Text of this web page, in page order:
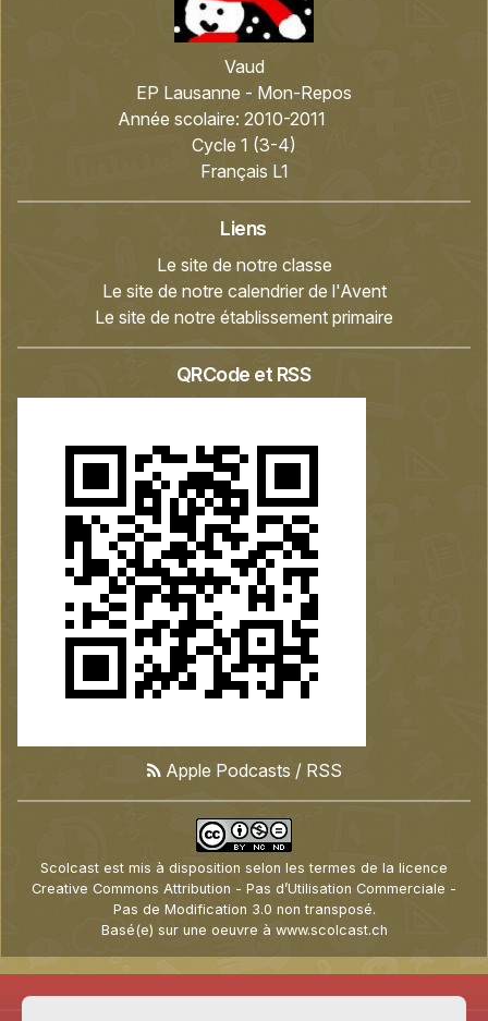
Vaud
EP Lausanne - Mon-Repos
Année scolaire: 2010-2011
Cycle 1 (3-4)
Français L1
Liens
Le site de notre classe
Le site de notre calendrier de l'Avent
Le site de notre établissement primaire
QRCode et RSS
Apple Podcasts / RSS
Scolcast est mis à disposition selon les termes de la licence
Creative Commons Attribution - Pas d’Utilisation Commerciale -
Pas de Modification 3.0 non transposé.
Basé(e) sur une oeuvre à www.scolcast.ch